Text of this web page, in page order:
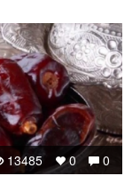
0
0
13485